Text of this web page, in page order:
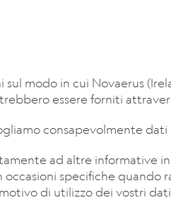
sul modo in cui Novaerus
essere forniti
consapevolmente dati
ad altre
specifiche
di utilizzo dei vostri